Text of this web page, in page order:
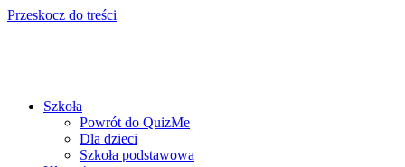
Przeskocz do treści
Szkoła
Powrót do QuizMe
Dla dzieci
Szkoła podstawowa